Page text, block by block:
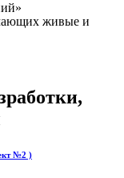
живые и
№2 )